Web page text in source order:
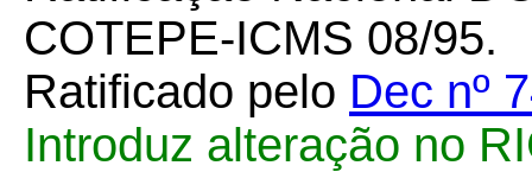
COTEPE-ICMS 08/95.
Ratificado pelo Dec nº
Introduz alteração no